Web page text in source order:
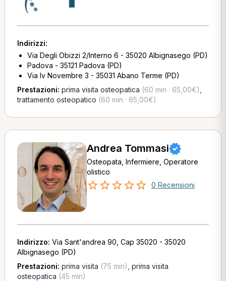
Indirizzi:
Via Degli Obizzi 2/Interno 6 - 35020 Albignasego (PD)
Padova - 35121 Padova (PD)
Via Iv Novembre 3 - 35031 Abano Terme (PD)
Prestazioni: prima visita osteopatica (60 min · 65,00€)
trattamento osteopatico (60 min · 65,00€)
Andrea Tommasi
Osteopata, Infermiere, Operatore
olistico
0 Recensioni
Indirizzo: Via Sant'andrea 90, Cap 35020 - 35020
Albignasego (PD)
Prestazioni: prima visita (75 min) prima visita
osteopatica (45 min)